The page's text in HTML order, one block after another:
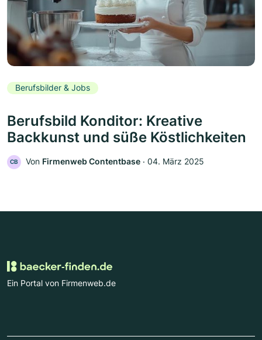
Berufsbilder & Jobs
Berufsbild Konditor: Kreative
Backkunst und süße Köstlichkeiten
CB Von Firmenweb Contentbase ‧ 04. März 2025
Ein Portal von Firmenweb.de